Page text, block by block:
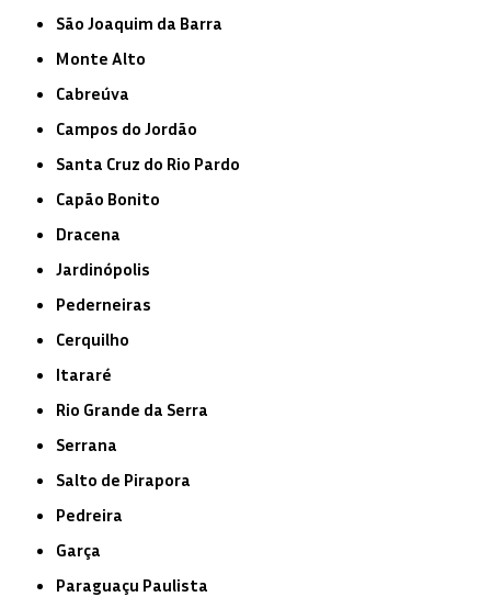
São Joaquim da Barra
Monte Alto
Cabreúva
Campos do Jordão
Santa Cruz do Rio Pardo
Capão Bonito
Dracena
Jardinópolis
Pederneiras
Cerquilho
Itararé
Rio Grande da Serra
Serrana
Salto de Pirapora
Pedreira
Garça
Paraguaçu Paulista